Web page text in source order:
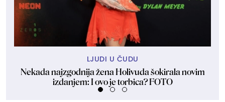
LJUDI U ČUDU
Nekada najzgodnija žena Holivuda šokirala novim
izdanjem: I ovo je torbica? FOTO